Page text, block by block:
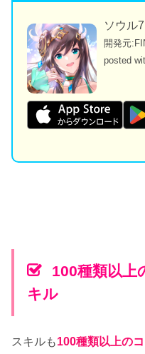
ソウル
開発元:
posted
100種類以上
キル
スキルも100種類以上の